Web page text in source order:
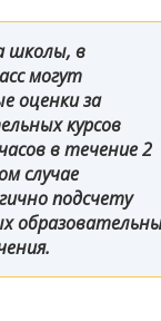
школы, в
могут
оценки за
курсов
в течение 2
случае
подсчету